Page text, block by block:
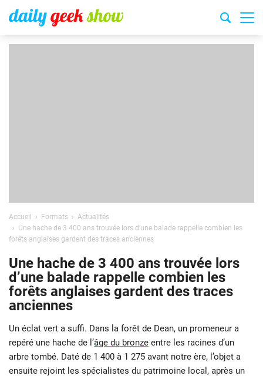
Accueil Formats
Actualités
Une hache de 3 400 ans trouvée lors d’une balade rappelle combien les
forêts anglaises gardent des traces anciennes
Une hache de 3 400 ans trouvée lors
d’une balade rappelle combien les
forêts anglaises gardent des traces
anciennes
Un éclat vert a suffi. Dans la forêt de Dean, un promeneur a
repéré une hache de l’âge du bronze entre les racines d’un
arbre tombé. Daté de 1 400 à 1 275 avant notre ère, l’objet a
ensuite rejoint les spécialistes du patrimoine local, après un